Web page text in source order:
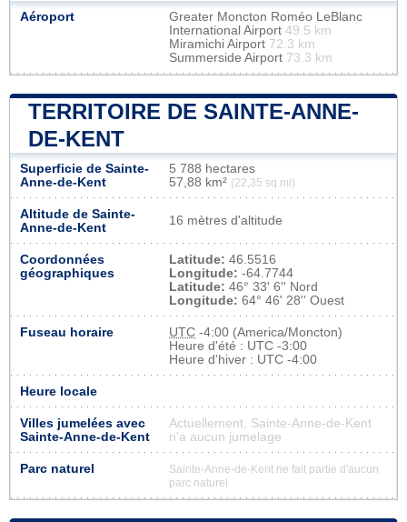
Aéroport
Greater Moncton Roméo LeBlanc
International Airport 49.5 km
Miramichi Airport 72.3 km
Summerside Airport 73.3 km
TERRITOIRE DE SAINTE-ANNE-
DE-KENT
Superficie de Sainte-
Anne-de-Kent
5 788 hectares
57,88 km² (22,35 sq mi)
Altitude de Sainte-
Anne-de-Kent
16 mètres d'altitude
Coordonnées
géographiques
Latitude: 46.5516
Longitude: -64.7744
Latitude: 46° 33' 6'' Nord
Longitude: 64° 46' 28'' Ouest
Fuseau horaire UTC -4:00 (America/Moncton)
Heure d'été : UTC -3:00
Heure d'hiver : UTC -4:00
Heure locale
Villes jumelées avec
Sainte-Anne-de-Kent
Actuellement, Sainte-Anne-de-Kent
n'a aucun jumelage
Parc naturel
Sainte-Anne-de-Kent ne fait partie d'aucun
parc naturel